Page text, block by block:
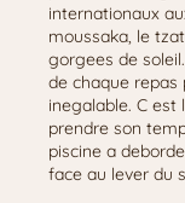
internationaux
moussaka, le
gorgees de
de chaque
inegalable. C est
prendre son
piscine a
face au lever du